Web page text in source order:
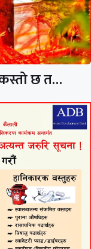
छ त…